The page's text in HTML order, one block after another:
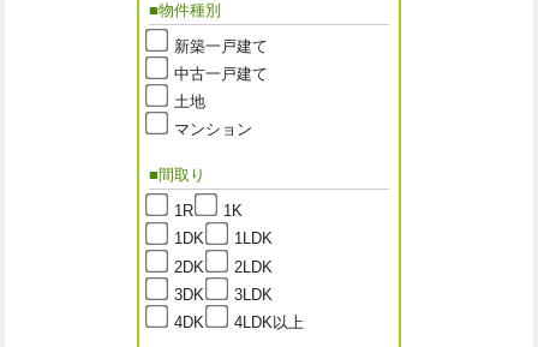
■物件種別
新築一戸建て
中古一戸建て
土地
マンション
■間取り
1R
1K
1DK
1LDK
2DK
2LDK
3DK
3LDK
4DK
4LDK以上